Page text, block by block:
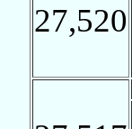
27,520